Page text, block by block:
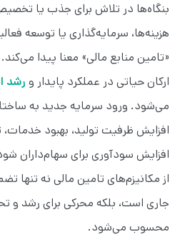
بنگاه‌ها در تلاش برای جذب یا
هزینه‌ها، سرمایه‌گذاری یا توسعه
«تامین منابع مالی» معنا پیدا
ارکان حیاتی در عملکرد پایدار و رشد
می‌شود. ورود سرمایه جدید به
افزایش ظرفیت تولید، بهبود خدمات،
افزایش سودآوری برای سهام‌داران
از مکانیزم‌های تامین مالی نه‌ تنها
جاری است، بلکه محرکی برای رشد و
محسوب می‌شود.